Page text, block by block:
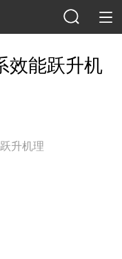
效能跃升机
升机理